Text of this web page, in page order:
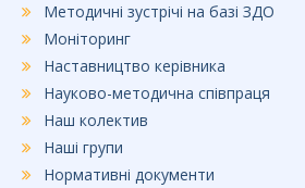
Методичні зустрічі на базі ЗДО
Моніторинг
Наставництво керівника
Науково-методична співпраця
Наш колектив
Наші групи
Нормативні документи